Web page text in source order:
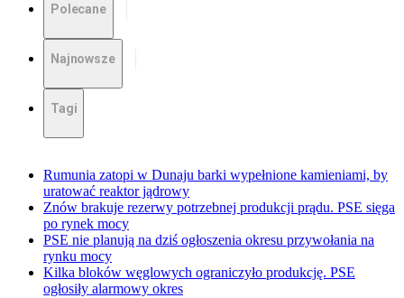
Polecane
Najnowsze
Tagi
Rumunia zatopi w Dunaju barki wypełnione kamieniami, by
uratować reaktor jądrowy
Znów brakuje rezerwy potrzebnej produkcji prądu. PSE sięga
po rynek mocy
PSE nie planują na dziś ogłoszenia okresu przywołania na
rynku mocy
Kilka bloków węglowych ograniczyło produkcję. PSE
ogłosiły alarmowy okres